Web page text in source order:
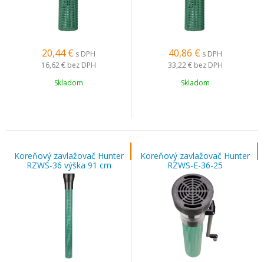
20,44 € s DPH
16,62 € bez DPH
Skladom
40,86 € s DPH
33,22 € bez DPH
Skladom
Koreňový zavlažovač Hunter
RZWS-36 výška 91 cm
Koreňový zavlažovač Hunter
RZWS-E-36-25